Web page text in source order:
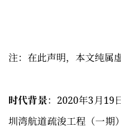
注：在此声明，本文纯属
时代背景：2020年3月19
圳湾航道疏浚工程（一期